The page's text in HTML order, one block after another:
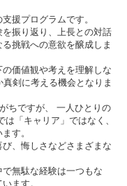
援プログラムです。
振り返り、上長との対話
挑戦への意欲を醸成しま
価値観や考えを理解しな
剣に考える機会となりま
ちですが、 一人ひとりの
「キャリア」ではなく、
す。
、悔しさなどさまざまな
無駄な経験は一つもな
ます。